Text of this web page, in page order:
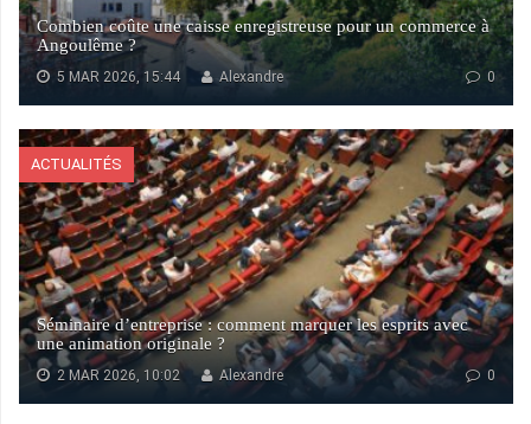
Combien coûte une caisse enregistreuse pour un commerce à
Angoulême ?
5 MAR 2026, 15:44 0
Alexandre
ACTUALITÉS
Séminaire d’entreprise : comment marquer les esprits avec
une animation originale ?
2 MAR 2026, 10:02 0
Alexandre